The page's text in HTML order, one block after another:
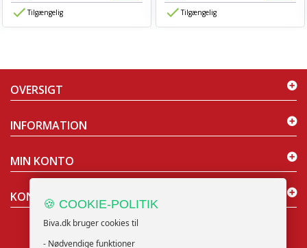
Tilgængelig Tilgængelig
OVERSIGT
INFORMATION
MIN KONTO
KONTAKT OS
🍪 COOKIE-POLITIK
Biva.dk bruger cookies til
- Nødvendige funktioner